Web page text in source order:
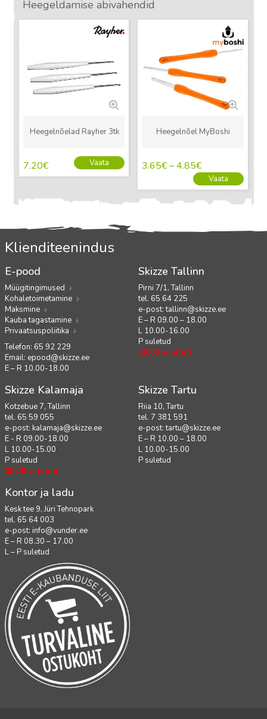
Heegeldamise abivahendid
Heegelnõelad Rayher 3tk
7.20€ Vaata
Heegelnõel MyBoshi
3.65€–4.85€
Vaata
Klienditeenindus
E-pood
Müügitingimused
Kohaletoimetamine
Maksmine
Kauba tagastamine
Privaatsuspoliitika
Telefon: 65 92 229
Email: epood@skizze.ee
E – R 10.00-18.00
Skizze Tallinn
Pirni 7/1, Tallinn
tel. 65 64 225
e-post:tallinn@skizze.ee
E – R 09.00 – 18.00
L 10.00-16.00
P suletud
08.08 suletud
Skizze Kalamaja
Kotzebue 7, Tallinn
tel. 65 59 055
e-post: kalamaja@skizze.ee
E - R 09.00-18.00
L 10.00-15.00
P suletud
08.08 suletud
Skizze Tartu
Riia 10, Tartu
tel. 7 381 591
e-post:tartu@skizze.ee
E – R 10.00 – 18.00
L 10.00-15.00
P suletud
Kontor ja ladu
Kesk tee 9, Jüri Tehnopark
tel. 65 64 003
e-post: info@vunder.ee
E – R 08.30 – 17.00
L – P suletud